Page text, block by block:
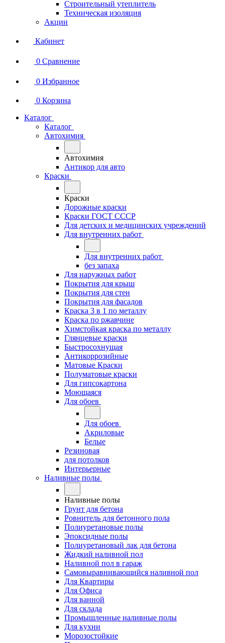
Строительный утеплитель
Техническая изоляция
Акции
Кабинет
0 Сравнение
0 Избранное
0 Корзина
Каталог
Каталог
Автохимия
Автохимия
Антикор для авто
Краски
Краски
Дорожные краски
Краски ГОСТ СССР
Для детских и медицинских учреждений
Для внутренних работ
Для внутренних работ
без запаха
Для наружных работ
Покрытия для крыш
Покрытия для стен
Покрытия для фасадов
Краска 3 в 1 по металлу
Краска по ржавчине
Химстойкая краска по металлу
Глянцевые краски
Быстросохнущая
Антикоррозийные
Матовые Краски
Полуматовые краски
Для гипсокартона
Моющаяся
Для обоев
Для обоев
Акриловые
Белые
Резиновая
для потолков
Интерьерные
Наливные полы
Наливные полы
Грунт для бетона
Ровнитель для бетонного пола
Полиуретановые полы
Эпоксидные полы
Полиуретановый лак для бетона
Жидкий наливной пол
Наливной пол в гараж
Самовыравнивающийся наливной пол
Для Квартиры
Для Офиса
Для ванной
Для склада
Промышленные наливные полы
Для кухни
Морозостойкие